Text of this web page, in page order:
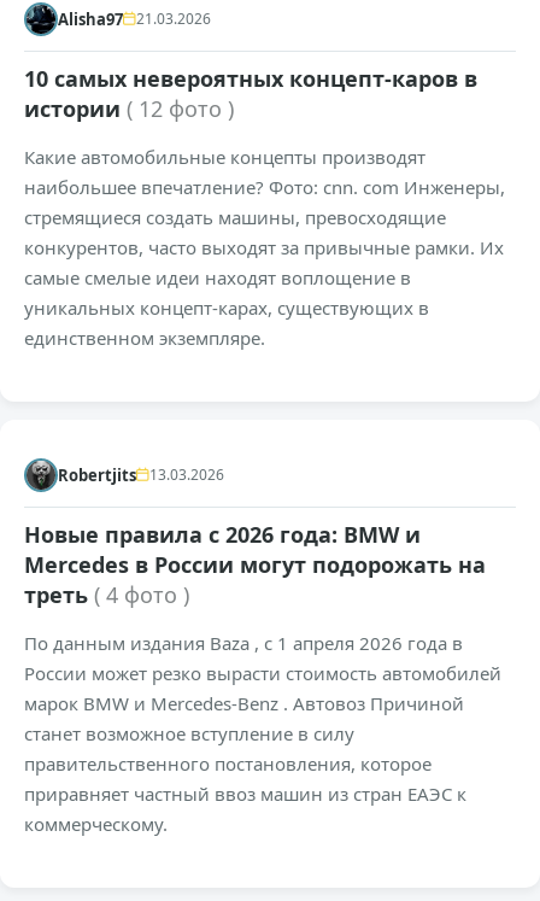
Alisha97 21.03.2026
10 самых невероятных концепт-каров в
истории ( 12 фото )
Какие автомобильные концепты производят
наибольшее впечатление? Фото: cnn. com Инженеры,
стремящиеся создать машины, превосходящие
конкурентов, часто выходят за привычные рамки. Их
самые смелые идеи находят воплощение в
уникальных концепт-карах, существующих в
единственном экземпляре.
Robertjits 13.03.2026
Новые правила с 2026 года: BMW и
Mercedes в России могут подорожать на
треть ( 4 фото )
По данным издания Baza , с 1 апреля 2026 года в
России может резко вырасти стоимость автомобилей
марок BMW и Mercedes-Benz . Автовоз Причиной
станет возможное вступление в силу
правительственного постановления, которое
приравняет частный ввоз машин из стран ЕАЭС к
коммерческому.